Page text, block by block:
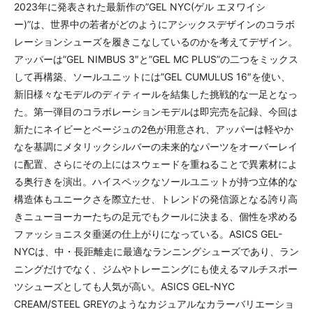
2023年に発表された最新作の”GEL NYC(ゲル エヌワイシ
ー)”は、世界中の若者がどのようにアシックスデザインのコラボ
レーションシューズを履きこなしているのかを考えてデザイン。
アッパーは”GEL NIMBUS 3″と”GEL MC PLUS”の二つをミックス
して再構築、ソールユニットには”GEL CUMULUS 16″を使い、
新旧様々なモデルのディティールを結集した挑戦的な一足となっ
た。第一弾目のコラボレーションモデルは即完売を記録、今回は
新たにネイビーとベージュの2色が用意され、アッパーは軽やか
なを基調にメタリックシルバーの未来的なパーツをオーバーレイ
に配置、さらにその上にはスウェードを重ねることで異素材によ
る奥行きを演出。ハイスペックなソールユニットが持つ立体的な
構造体もユニークさを際立たせ、トレンドの発信源となる誇り高
きニューヨーカーたちの足元でもクールに決まる、個性を求める
ファッショニスタ垂涎の仕上がりになっている。ASICS GEL-
NYCは、中・長距離走に最適なランニングシューズであり、ラン
ニングだけでなく、ジムやトレーニングにも使えるマルチスポー
ツシューズとしても人気が高い。ASICS GEL-NYC
CREAM/STEEL GREYのようなカジュアルなカラーバリエーショ